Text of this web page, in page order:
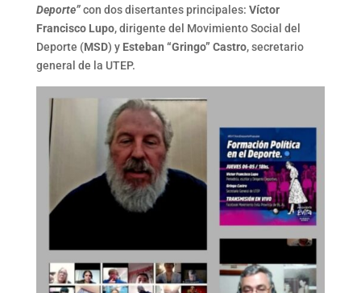
Deporte”con dos disertantes principales: Víctor
Francisco Lupo, dirigente del Movimiento Social del
Deporte (MSD) y Esteban “Gringo” Castro, secretario
general de la UTEP.